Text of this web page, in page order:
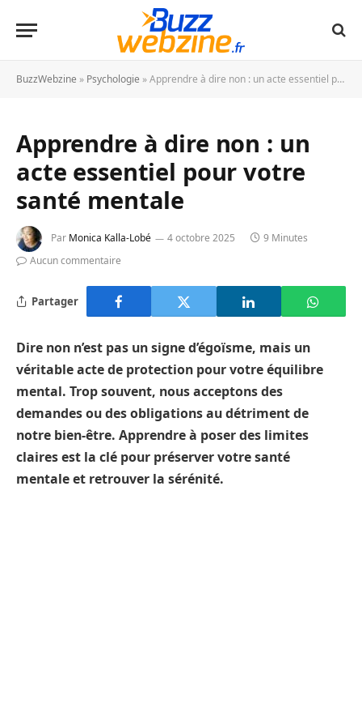
BuzzWebzine » Psychologie »Apprendre à dire non : un acte essentiel pour votre santé mentale
Apprendre à dire non : un
acte essentiel pour votre
santé mentale
Par Monica Kalla-Lobé 4 octobre 2025
9 Minutes
Aucun commentaire
Partager
Dire non n’est pas un signe d’égoïsme, mais un
véritable acte de protection pour votre équilibre
mental. Trop souvent, nous acceptons des
demandes ou des obligations au détriment de
notre bien-être. Apprendre à poser des limites
claires est la clé pour préserver votre santé
mentale et retrouver la sérénité.